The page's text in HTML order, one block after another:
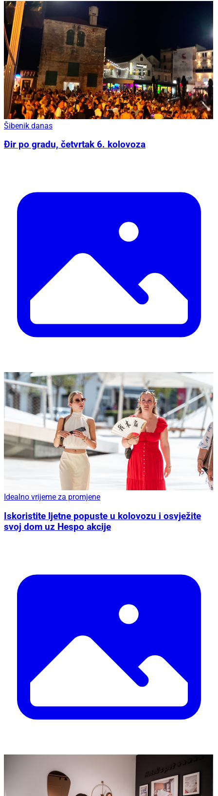
Šibenik danas
Đir po gradu, četvrtak 6. kolovoza
Idealno vrijeme za promjene
Iskoristite ljetne popuste u kolovozu i osvježite
svoj dom uz Hespo akcije